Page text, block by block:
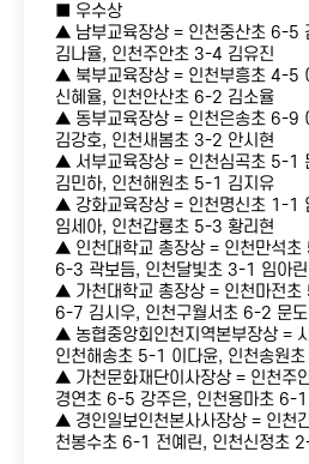
■ 우수상
▲ 남부교육장상 = 인천중산초 6-5
김나율, 인천주안초 3-4 김유진
▲ 북부교육장상 = 인천부흥초 4-5
신혜율, 인천안산초 6-2 김소율
▲ 동부교육장상 = 인천은송초 6-9
김강호, 인천새봄초 3-2 안시현
▲ 서부교육장상 = 인천심곡초 5-1
김민하, 인천해원초 5-1 김지유
▲ 강화교육장상 = 인천명신초 1-1
임세아, 인천갑룡초 5-3 황리현
▲ 인천대학교 총장상 = 인천만석
6-3 곽보듬, 인천달빛초 3-1 임아린
▲ 가천대학교 총장상 = 인천마전
6-7 김시우, 인천구월서초 6-2 문
▲ 농협중앙회인천지역본부장상 =
인천해송초 5-1 이다윤, 인천송원
▲ 가천문화재단이사장상 = 인천주
경연초 6-5 강주은, 인천용마초 6-
▲ 경인일보인천본사사장상 = 인천
천봉수초 6-1 전예린, 인천신정초